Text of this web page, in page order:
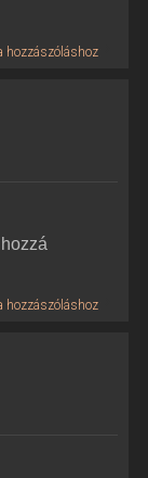
hozzászóláshoz
hozzászóláshoz